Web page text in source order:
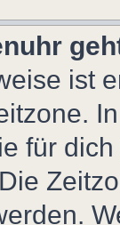
ist
für